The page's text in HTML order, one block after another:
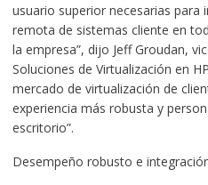
usuario superior necesarias para
remota de sistemas cliente en
la empresa”, dijo Jeff Groudan,
Soluciones de Virtualización en
mercado de virtualización de
experiencia más robusta y
escritorio”.
Desempeño robusto e